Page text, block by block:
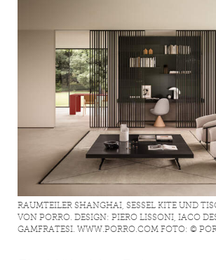
RAUMTEILER SHANGHAI, SESSEL KITE UND
VON PORRO. DESIGN: PIERO LISSONI, IACO
GAMFRATESI. WWW.PORRO.COM FOTO: ©